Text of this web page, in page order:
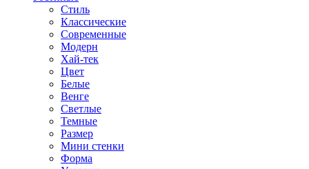
Стиль
Классические
Современные
Модерн
Хай-тек
Цвет
Белые
Венге
Светлые
Темные
Размер
Мини стенки
Форма